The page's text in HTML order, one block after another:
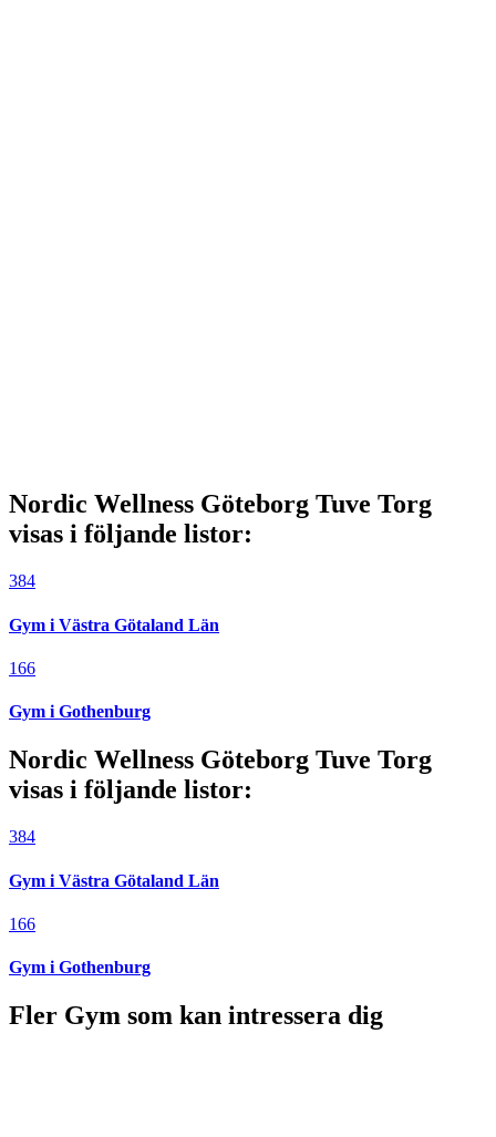
Nordic Wellness Göteborg Tuve Torg
visas i följande listor:
384
Gym i Västra Götaland Län
166
Gym i Gothenburg
Nordic Wellness Göteborg Tuve Torg
visas i följande listor:
384
Gym i Västra Götaland Län
166
Gym i Gothenburg
Fler Gym som kan intressera dig